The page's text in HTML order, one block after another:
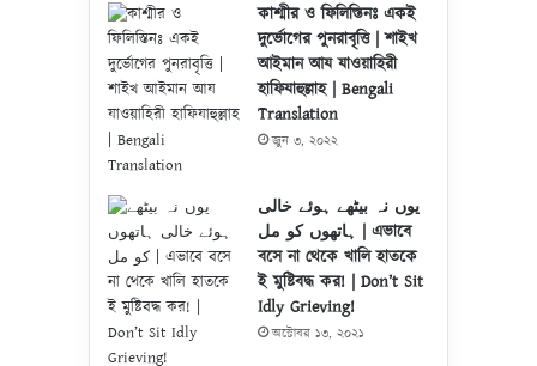
কাশ্মীর ও ফিলিস্তিনঃ একই
দুর্ভোগের পুনরাবৃত্তি | শাইখ
আইমান আয যাওয়াহিরী
হাফিযাহুল্লাহ | Bengali
Translation
জুন ৩, ২০২২
یوں نہ بیٹھے ہوئے خالی
ہاتھوں کو مل | এভাবে
বসে না থেকে খালি হাতকে
ই মুষ্টিবদ্ধ কর! | Don’t Sit
Idly Grieving!
অক্টোবর ১৩, ২০২১